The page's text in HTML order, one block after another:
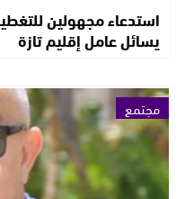
استدعاء مجهولين
يسائل عامل إقليم تازة
مجتمع